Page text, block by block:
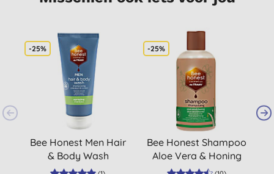
-25%
Bee Honest Men Hair
& Body Wash
Verveine
-25%
Bee Honest Shampoo
Aloe Vera & Honing
250ML